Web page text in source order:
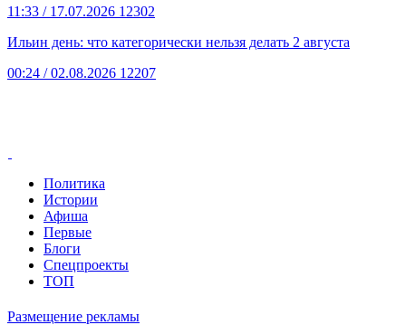
11:33 / 17.07.2026 12302
Ильин день: что категорически нельзя делать 2 августа
00:24 / 02.08.2026 12207
Политика
Истории
Афиша
Первые
Блоги
Спецпроекты
ТОП
Размещение рекламы